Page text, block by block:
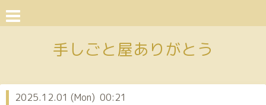
手しごと屋ありがとう
2025.12.01 (Mon) 00:21